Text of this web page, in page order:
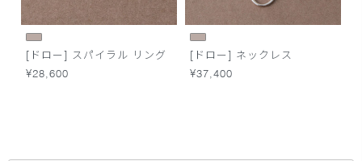
[ドロー] スパイラル リング
¥28,600
[ドロー] ネックレス
¥37,400